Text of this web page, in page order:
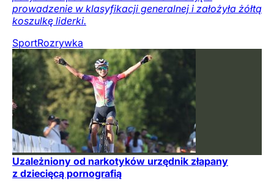
prowadzenie w klasyfikacji generalnej i założyła żółtą
koszulkę liderki.
SportRozrywka
Uzależniony od narkotyków urzędnik złapany
z dziecięcą pornografią